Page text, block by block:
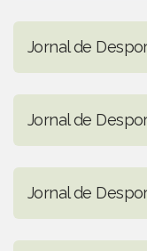
Jornal de
Jornal de
Jornal de